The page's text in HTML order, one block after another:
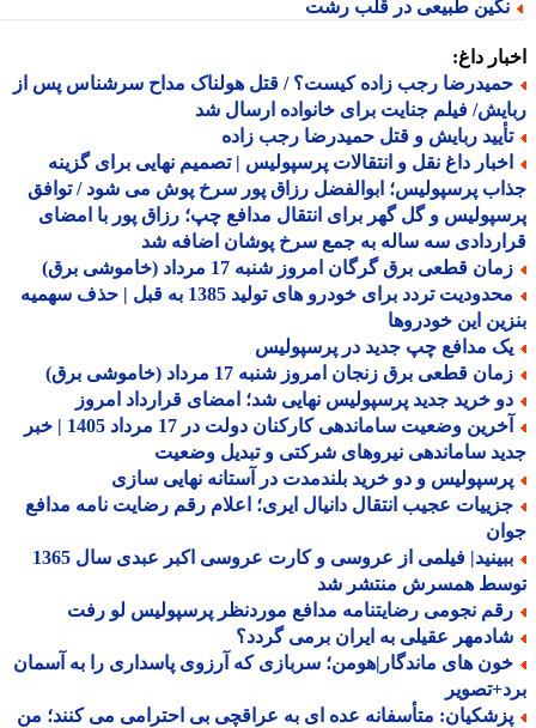
طبیعی در قلب رشت
داغ:
رجب زاده کیست؟ / قتل هولناک مداح سرشناس پس از
فیلم جنایت برای خانواده ارسال شد
ربایش و قتل حمیدرضا رجب زاده
داغ نقل و انتقالات پرسپولیس | تصمیم نهایی برای گزینه
پرسپولیس؛ ابوالفضل رزاق پور سرخ پوش می شود / توافق
و گل گهر برای انتقال مدافع چپ؛ رزاق پور با امضای
سه ساله به جمع سرخ پوشان اضافه شد
قطعی برق گرگان امروز شنبه 17 مرداد (خاموشی برق)
محدودیت تردد برای خودرو های تولید 1385 به قبل | حذف سهمیه
این خودروها
مدافع چپ جدید در پرسپولیس
قطعی برق زنجان امروز شنبه 17 مرداد (خاموشی برق)
خرید جدید پرسپولیس نهایی شد؛ امضای قرارداد امروز
آخرین وضعیت ساماندهی کارکنان دولت در 17 مرداد 1405 | خبر
ساماندهی نیروهای شرکتی و تبدیل وضعیت
و دو خرید بلندمدت در آستانه نهایی سازی
عجیب انتقال دانیال ایری؛ اعلام رقم رضایت نامه مدافع
ببینید| فیلمی از عروسی و کارت عروسی اکبر عبدی سال 1365
همسرش منتشر شد
نجومی رضایتنامه مدافع موردنظر پرسپولیس لو رفت
عقیلی به ایران برمی گردد؟
های ماندگار|هومن؛ سربازی که آرزوی پاسداری را به آسمان
متأسفانه عده ای به عراقچی بی احترامی می کنند؛ من